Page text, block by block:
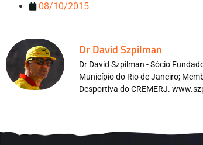
08/10/2015
Dr David Szpilman
Dr David Szpilman - Sócio
Município do Rio de Janeiro;
Desportiva do CREMERJ.